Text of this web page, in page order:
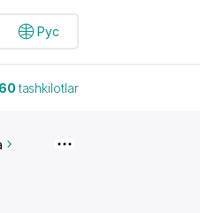
Рус
tashkilotlar